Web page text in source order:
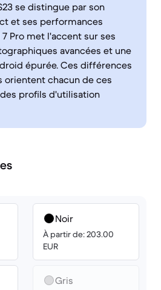
se distingue par son
et ses performances
Pro met l'accent sur ses
avancées et une
épurée. Ces différences
orientent chacun de ces
profils d'utilisation
Noir
À partir de: 203.00
EUR
Gris